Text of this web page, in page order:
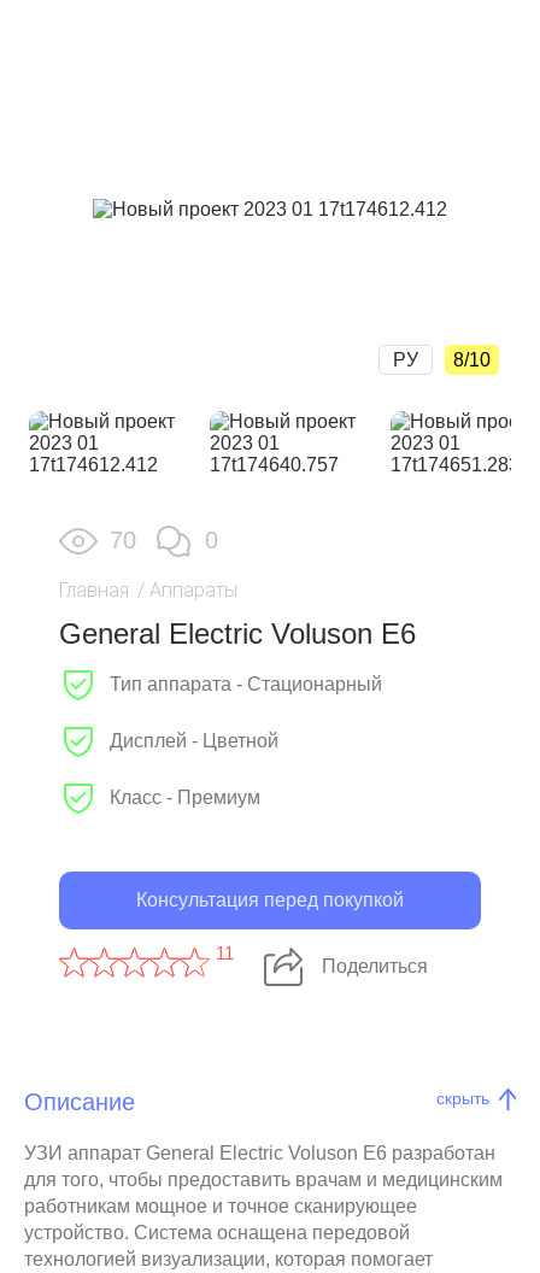
РУ 8/10
70 0
Главная / Аппараты
General Electric Voluson E6
Тип аппарата - Стационарный
Дисплей - Цветной
Класс - Премиум
Консультация перед покупкой
11
Поделиться
Описание скрыть
УЗИ аппарат General Electric Voluson E6 разработан
для того, чтобы предоставить врачам и медицинским
работникам мощное и точное сканирующее
устройство. Система оснащена передовой
технологией визуализации, которая помогает